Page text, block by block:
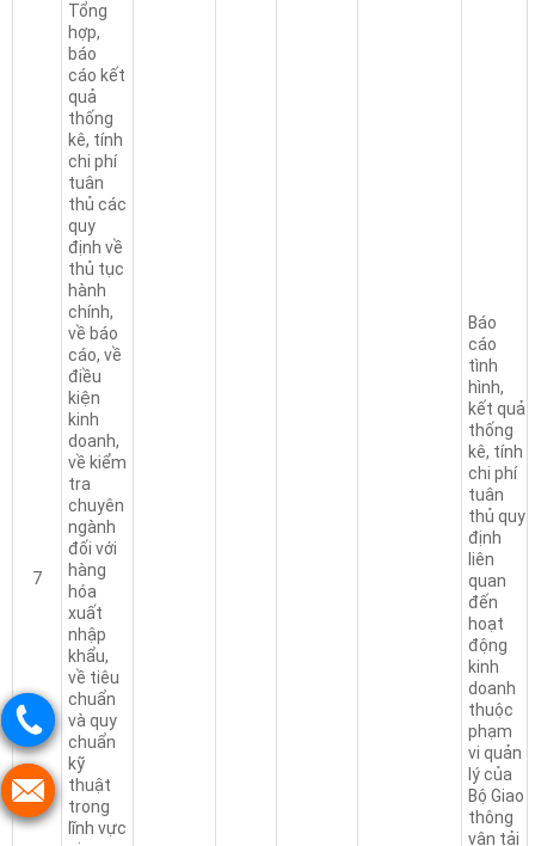
7
Tổng
hợp,
báo
cáo kết
quả
thống
kê, tính
chi phí
tuân
thủ các
quy
định về
thủ tục
hành
chính,
về báo
cáo, về
điều
kiện
kinh
doanh,
về kiểm
tra
chuyên
ngành
đối với
hàng
hóa
xuất
nhập
khẩu,
về tiêu
chuẩn
và quy
chuẩn
kỹ
thuật
trong
lĩnh vực
Báo
cáo
tình
hình,
kết quả
thống
kê, tính
chi phí
tuân
thủ quy
định
liên
quan
đến
hoạt
động
kinh
doanh
thuộc
phạm
vi quản
lý của
Bộ Giao
thông
vận tải